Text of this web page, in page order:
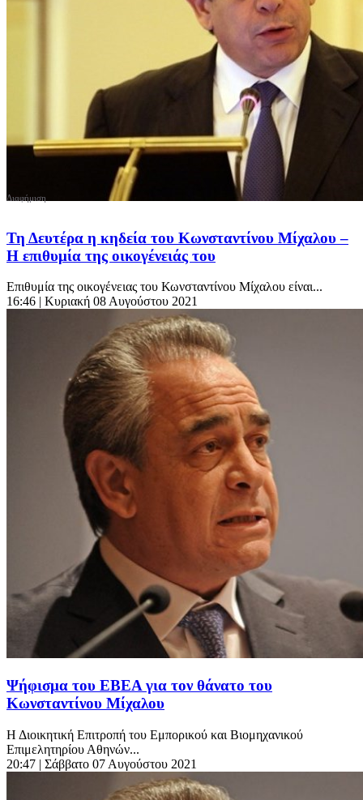
Τη Δευτέρα η κηδεία του Κωνσταντίνου Μίχαλου –
Η επιθυμία της οικογένειάς του
Επιθυμία της οικογένειας του Κωνσταντίνου Μίχαλου είναι...
16:46 | Κυριακή 08 Αυγούστου 2021
Ψήφισμα του ΕΒΕΑ για τον θάνατο του
Κωνσταντίνου Μίχαλου
Η Διοικητική Επιτροπή του Εμπορικού και Βιομηχανικού
Επιμελητηρίου Αθηνών...
20:47 | Σάββατο 07 Αυγούστου 2021